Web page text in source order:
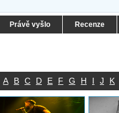
Právě vyšlo Recenze
A B C D E F G H I J K